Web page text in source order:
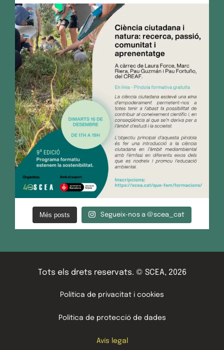
Més posts Segueix-nos a @scea_cat
Tots els drets reservats. © SCEA, 2026
Política de privacitat i cookies
Política de protecció de dades
Avís legal